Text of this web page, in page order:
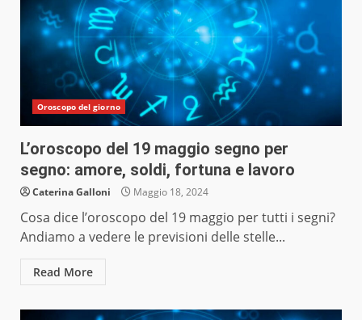
Oroscopo del giorno
L’oroscopo del 19 maggio segno per
segno: amore, soldi, fortuna e lavoro
Caterina Galloni Maggio 18, 2024
Cosa dice l’oroscopo del 19 maggio per tutti i segni?
Andiamo a vedere le previsioni delle stelle...
Read More